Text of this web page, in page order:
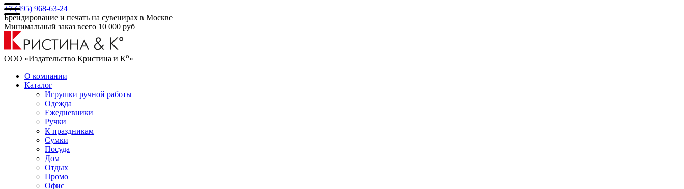
+7 (495) 968-63-24
Брендирование и печать на сувенирах в Москве
Минимальный заказ всего 10 000 руб
ООО «Издательство Кристина и Ко»
О компании
Каталог
Игрушки ручной работы
Одежда
Ежедневники
Ручки
К праздникам
Сумки
Посуда
Дом
Отдых
Промо
Офис